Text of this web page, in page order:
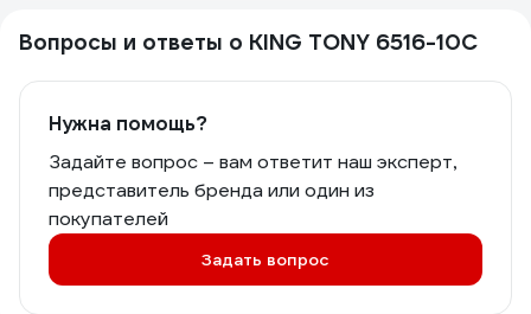
Вопросы и ответы о KING TONY 6516-10C
Нужна помощь?
Задайте вопрос – вам ответит наш эксперт,
представитель бренда или один из
покупателей
Задать вопрос